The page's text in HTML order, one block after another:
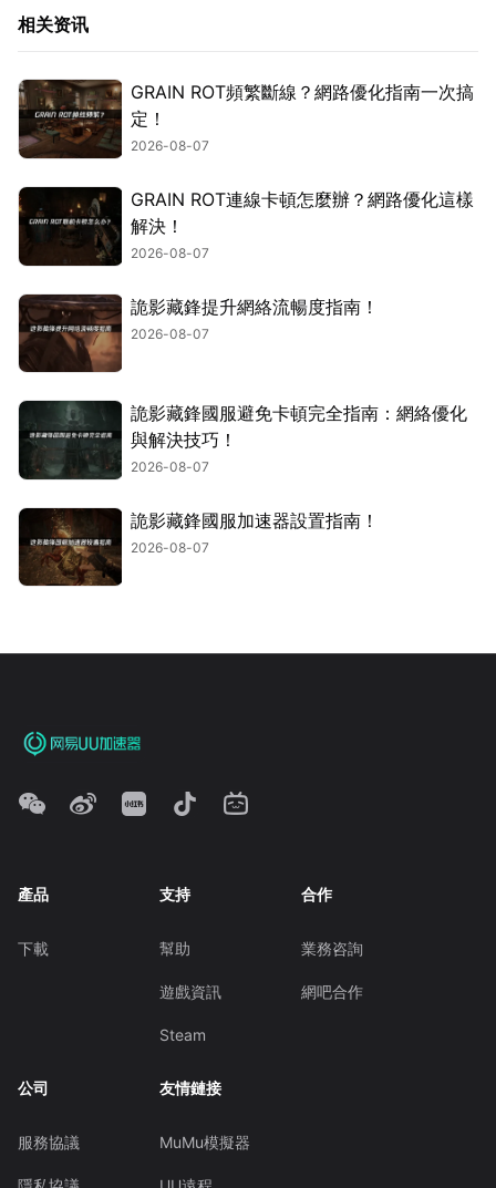
相关资讯
GRAIN ROT頻繁斷線？網路優化指南一次搞
定！
2026-08-07
GRAIN ROT連線卡頓怎麼辦？網路優化這樣
解決！
2026-08-07
詭影藏鋒提升網絡流暢度指南！
2026-08-07
詭影藏鋒國服避免卡頓完全指南：網絡優化
與解決技巧！
2026-08-07
詭影藏鋒國服加速器設置指南！
2026-08-07
產品
下載
支持
幫助
遊戲資訊
Steam
合作
業務咨詢
網吧合作
公司
服務協議
友情鏈接
MuMu模擬器